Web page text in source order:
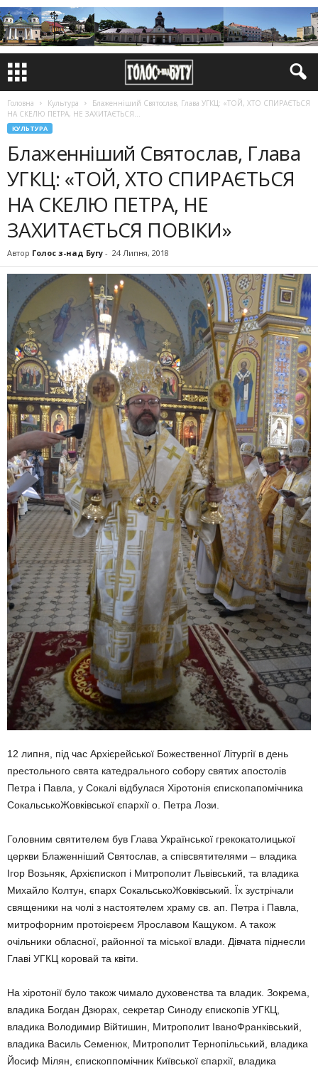
Головна Культура
Блаженніший Святослав, Глава УГКЦ: «ТОЙ, ХТО СПИРАЄТЬСЯ
НА СКЕЛЮ ПЕТРА, НЕ ЗАХИТАЄТЬСЯ...
КУЛЬТУРА
Блаженніший Святослав, Глава
УГКЦ: «ТОЙ, ХТО СПИРАЄТЬСЯ
НА СКЕЛЮ ПЕТРА, НЕ
ЗАХИТАЄТЬСЯ ПОВІКИ»
Автор Голос з-над Бугу - 24 Липня, 2018
12 липня, під час Архієрейської Божественної Літургії в день
престольного свята катедрального собору святих апостолів
Петра і Павла, у Сокалі відбулася Хіротонія єпископапомічника
СокальськоЖовківської єпархії о. Петра Лози.
Головним святителем був Глава Української грекокатолицької
церкви Блаженніший Святослав, а співсвятителями – владика
Ігор Возьняк, Архієпископ і Митрополит Львівський, та владика
Михайло Колтун, єпарх СокальськоЖовківський. Їх зустрічали
священики на чолі з настоятелем храму св. ап. Петра і Павла,
митрофорним протоієреєм Ярославом Кащуком. А також
очільники обласної, районної та міської влади. Дівчата піднесли
Главі УГКЦ коровай та квіти.
На хіротонії було також чимало духовенства та владик. Зокрема,
владика Богдан Дзюрах, секретар Синоду єпископів УГКЦ,
владика Володимир Війтишин, Митрополит ІваноФранківський,
владика Василь Семенюк, Митрополит Тернопільський, владика
Йосиф Мілян, єпископпомічник Київської єпархії, владика